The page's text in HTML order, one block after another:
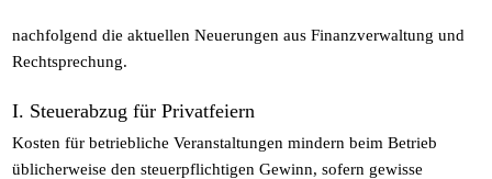
nachfolgend die aktuellen Neuerungen aus Finanzverwaltung und
Rechtsprechung.
I. Steuerabzug für Privatfeiern
Kosten für betriebliche Veranstaltungen mindern beim Betrieb
üblicherweise den steuerpflichtigen Gewinn, sofern gewisse